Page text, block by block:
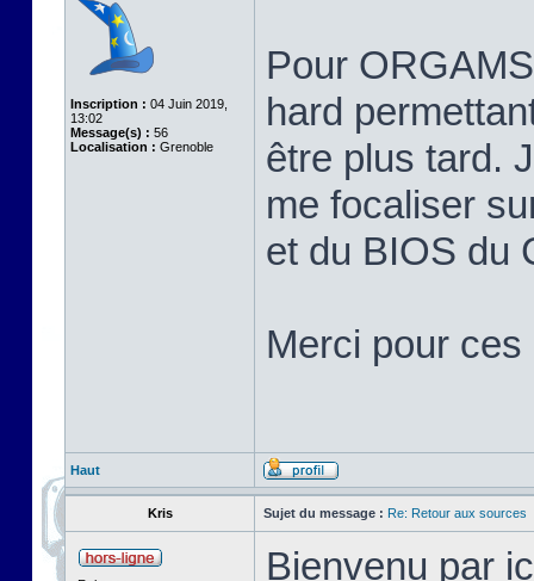
Inscription : 04 Juin 2019,
13:02
Message(s) : 56
Localisation : Grenoble
Pour
hard
être plus tard.
me focaliser
et du BIOS du
Merci pour ces
Haut
Kris Sujet du message : Re: Retour aux sources
Bienvenu par